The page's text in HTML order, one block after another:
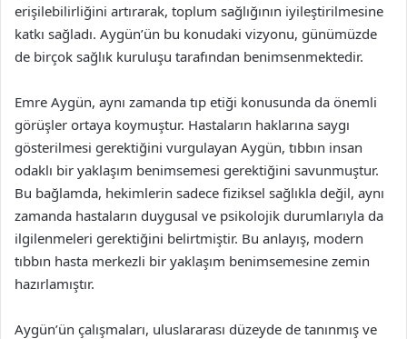
erişilebilirliğini artırarak, toplum sağlığının iyileştirilmesine
katkı sağladı. Aygün’ün bu konudaki vizyonu, günümüzde
de birçok sağlık kuruluşu tarafından benimsenmektedir.
Emre Aygün, aynı zamanda tıp etiği konusunda da önemli
görüşler ortaya koymuştur. Hastaların haklarına saygı
gösterilmesi gerektiğini vurgulayan Aygün, tıbbın insan
odaklı bir yaklaşım benimsemesi gerektiğini savunmuştur.
Bu bağlamda, hekimlerin sadece fiziksel sağlıkla değil, aynı
zamanda hastaların duygusal ve psikolojik durumlarıyla da
ilgilenmeleri gerektiğini belirtmiştir. Bu anlayış, modern
tıbbın hasta merkezli bir yaklaşım benimsemesine zemin
hazırlamıştır.
Aygün’ün çalışmaları, uluslararası düzeyde de tanınmış ve